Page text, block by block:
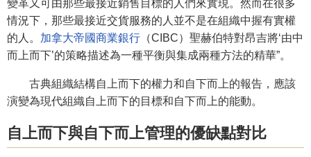
變革又可由那些最接近銷售目標的人們來實現。然而在很多
情況下，那些最接近交貨服務的人並不是在組織中握有實權
的人。 加拿大帝國商業銀行 （CIBC）聖赫伯特對昂吉將‘由中
而上而下’的策略描述為一種平衡與集成兩種方法的精華”。
古典組織結構自上而下的權力和自下而上的報告，應該
演變為現代組織自上而下的目標和自下而上的能動。
自上而下與自下而上管理的優缺點對比